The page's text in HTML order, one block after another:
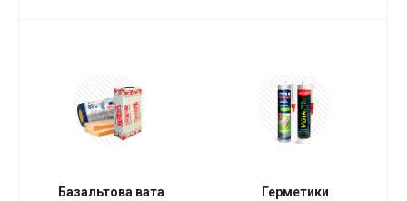
Базальтова вата Герметики